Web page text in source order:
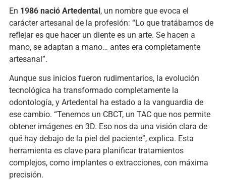
En 1986 nació Artedental, un nombre que evoca el
carácter artesanal de la profesión: “Lo que tratábamos de
reflejar es que hacer un diente es un arte. Se hacen a
mano, se adaptan a mano… antes era completamente
artesanal”.
Aunque sus inicios fueron rudimentarios, la evolución
tecnológica ha transformado completamente la
odontología, y Artedental ha estado a la vanguardia de
ese cambio. “Tenemos un CBCT, un TAC que nos permite
obtener imágenes en 3D. Eso nos da una visión clara de
qué hay debajo de la piel del paciente”, explica. Esta
herramienta es clave para planificar tratamientos
complejos, como implantes o extracciones, con máxima
precisión.